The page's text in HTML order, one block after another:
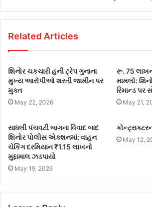
Related Articles
શિનોર ચકચારી હની ટ્રેપ ગુનાના
મુખ્ય આરોપીઓ શરતી જામીન પર
મુક્ત
May 22, 2026
રૂ. 75
મામલો:
રિમાન્ડ પર
May 21,
સાધલી પંચવટી બાગના વિવાદ બાદ
શિનોર પોલીસ એક્શનમાં: વાહન
ચેકિંગ દરમિયાન ₹1.15 લાખનો
મુદ્દામાલ ઝડપાયો
May 19, 2026
May 12,